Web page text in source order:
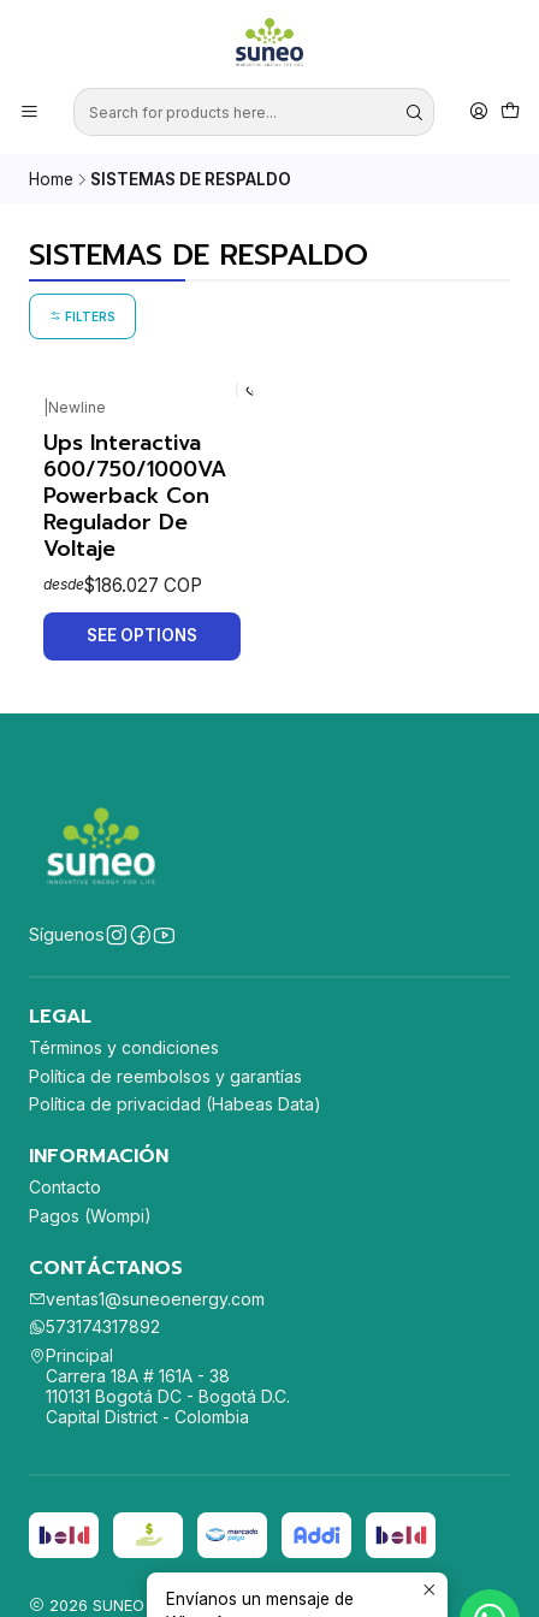
Home SISTEMAS DE RESPALDO
SISTEMAS DE RESPALDO
FILTERS
Newline
Ups Interactiva
600/750/1000VA
Powerback Con
Regulador De
Voltaje
desde$186.027 COP
SEE OPTIONS
Síguenos
LEGAL
Términos y condiciones
Política de reembolsos y garantías
Política de privacidad (Habeas Data)
INFORMACIÓN
Contacto
Pagos (Wompi)
CONTÁCTANOS
ventas1@suneoenergy.com
573174317892
Principal
Carrera 18A # 161A - 38
110131 Bogotá DC - Bogotá D.C.
Capital District - Colombia
2026 SUNEO ENERGY SAS.Envíanos un mensaje de